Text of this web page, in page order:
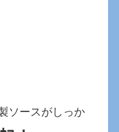
ソースがしっか